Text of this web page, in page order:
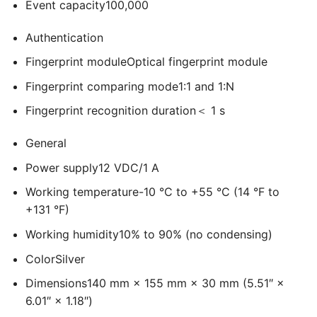
Event capacity100,000
Authentication
Fingerprint moduleOptical fingerprint module
Fingerprint comparing mode1:1 and 1:N
Fingerprint recognition duration＜ 1 s
General
Power supply12 VDC/1 A
Working temperature-10 °C to +55 °C (14 °F to
+131 °F)
Working humidity10% to 90% (no condensing)
ColorSilver
Dimensions140 mm × 155 mm × 30 mm (5.51″ ×
6.01″ × 1.18″)